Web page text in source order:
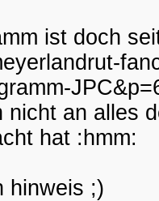
ist doch
nicht an alles
hat :hmm:
hinweis ;)